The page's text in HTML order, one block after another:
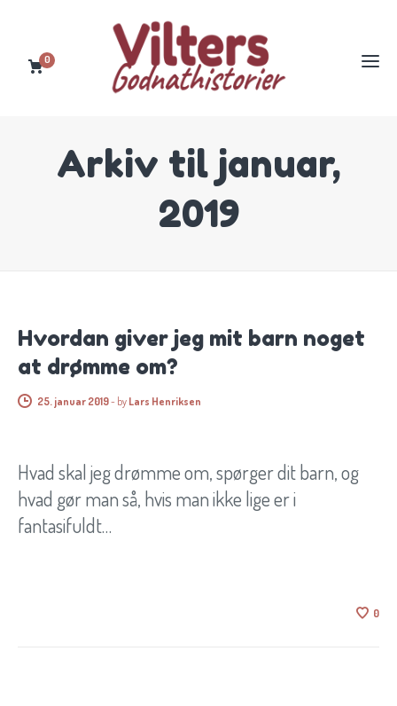
0
Arkiv til januar,
2019
Hvordan giver jeg mit barn noget
at drømme om?
25. januar 2019- by Lars Henriksen
Hvad skal jeg drømme om, spørger dit barn, og
hvad gør man så, hvis man ikke lige er i
fantasifuldt…
0